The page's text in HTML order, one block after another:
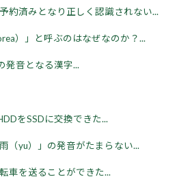
約済みとなり正しく認識されない...
）」と呼ぶのはなぜなのか？...
発音となる漢字...
をSSDに交換できた...
（yu）」の発音がたまらない...
車を送ることができた...